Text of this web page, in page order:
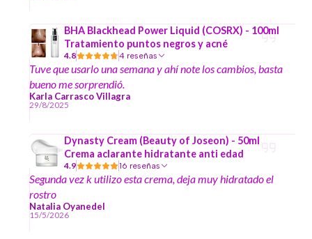
BHA Blackhead Power Liquid (COSRX) - 100ml
Tratamiento puntos negros y acné
4.8 4 reseñas
Tuve que usarlo una semana y ahí note los cambios, basta
bueno me sorprendió.
Karla Carrasco Villagra
29/8/2025
Dynasty Cream (Beauty of Joseon) - 50ml
Crema aclarante hidratante anti edad
4.9 16 reseñas
Segunda vez k utilizo esta crema, deja muy hidratado el
rostro
Natalia Oyanedel
15/5/2026